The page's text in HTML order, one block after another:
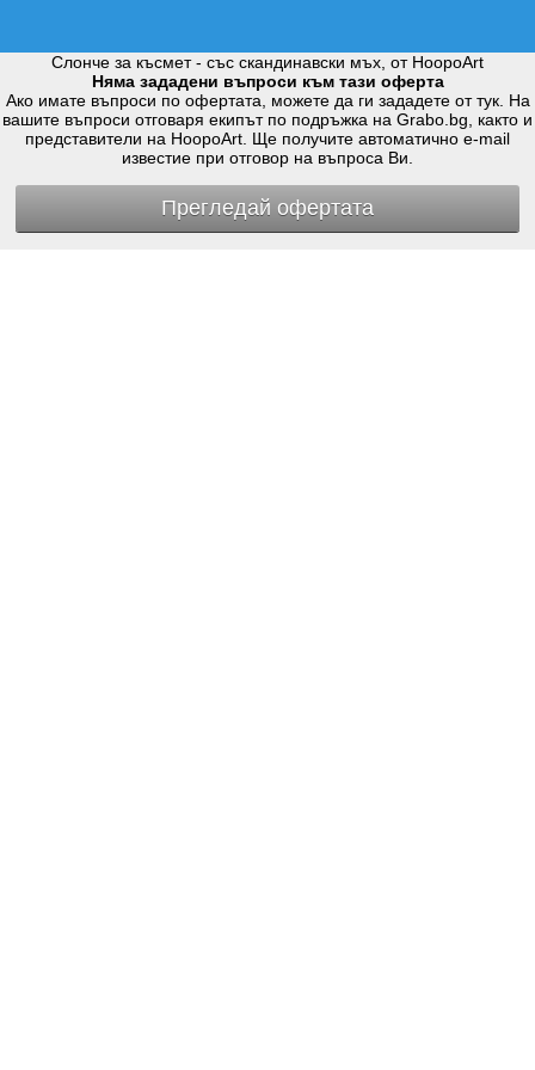
Слонче за късмет - със скандинавски мъх, от HoopoArt
Няма зададени въпроси към тази оферта
Ако имате въпроси по офертата, можете да ги зададете от тук. На
вашите въпроси отговаря екипът по подръжка на Grabo.bg, както и
представители на HoopoArt. Ще получите автоматично e-mail
известие при отговор на въпроса Ви.
Прегледай офертата